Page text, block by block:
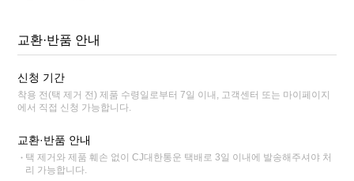
교환·반품 안내
신청 기간
착용 전(택 제거 전) 제품 수령일로부터 7일 이내, 고객센터 또는 마이페이지
에서 직접 신청 가능합니다.
교환·반품 안내
택 제거와 제품 훼손 없이 CJ대한통운 택배로 3일 이내에 발송해주셔야 처
리 가능합니다.